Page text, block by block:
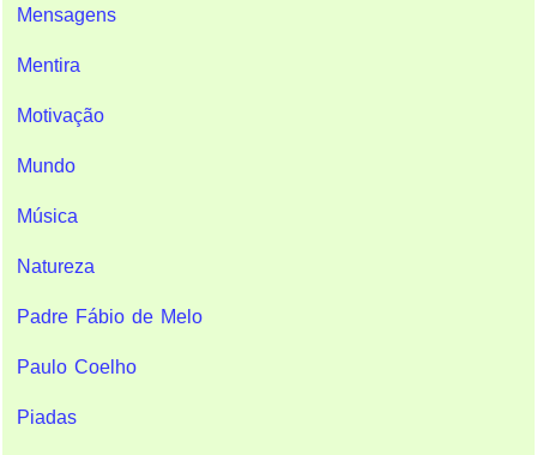
Mensagens
Mentira
Motivação
Mundo
Música
Natureza
Padre Fábio de Melo
Paulo Coelho
Piadas